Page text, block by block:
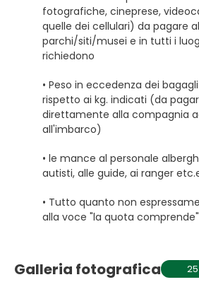
fotografiche, cineprese,
quelle dei cellulari) da pagare
parchi/siti/musei e in tutti i
richiedono
• Peso in eccedenza dei
rispetto ai kg. indicati (da
direttamente alla compagnia
all'imbarco)
• le mance al personale
autisti, alle guide, ai ranger
• Tutto quanto non
alla voce "la quota
Galleria fotografica